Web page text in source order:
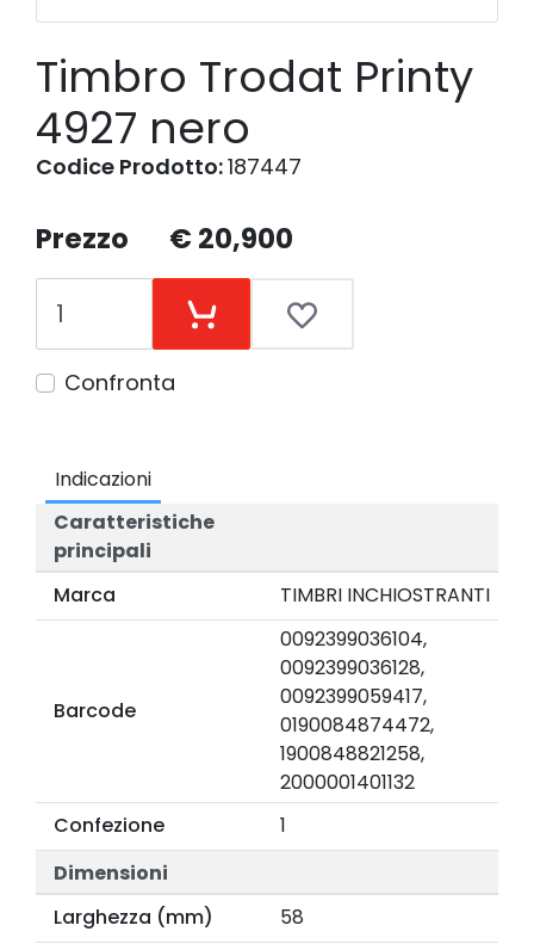
Timbro Trodat Printy
4927 nero
Codice Prodotto:187447
Prezzo € 20,900
Confronta
Indicazioni
Caratteristiche
principali
Marca
TIMBRI INCHIOSTRANTI
Barcode
0092399036104,
0092399036128,
0092399059417,
0190084874472,
1900848821258,
2000001401132
Confezione
1
Dimensioni
Larghezza (mm)
58